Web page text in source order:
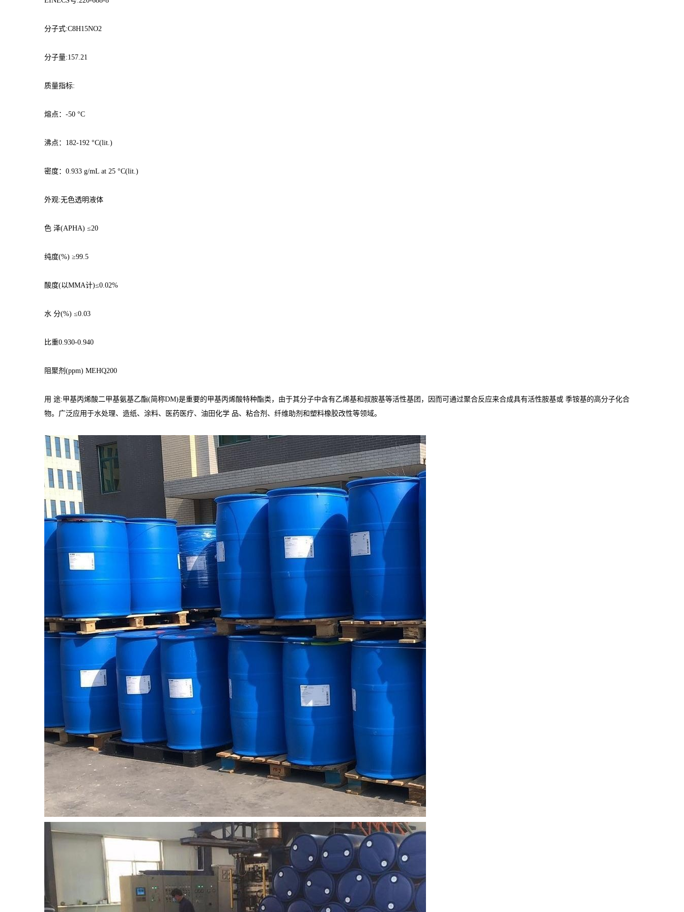
分子式:C8H15NO2
分子量:157.21
质量指标:
熔点：-50 °C
沸点：182-192 °C(lit.)
密度：0.933 g/mL at 25 °C(lit.)
外观:无色透明液体
色 泽(APHA) ≤20
纯度(%) ≥99.5
酸度(以MMA计)≤0.02%
水 分(%) ≤0.03
比重0.930-0.940
阻聚剂(ppm) MEHQ200
用 途:甲基丙烯酸二甲基氨基乙酯(简称DM)是重要的甲基丙烯酸特种酯类，由于其分子中含有乙烯基和叔胺基等活性基团，因而可通过聚合反应来合成具有活性胺基或 季铵基的高分子化合
物。广泛应用于水处理、造纸、涂料、医药医疗、油田化学 品、粘合剂、纤维助剂和塑料橡胶改性等领域。